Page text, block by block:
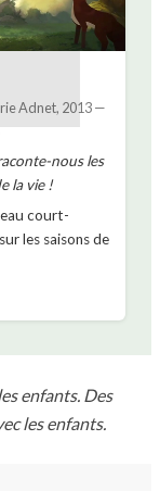
Adnet, 2013—
nous les
la vie !
court-
les saisons de
enfants. Des
les enfants.